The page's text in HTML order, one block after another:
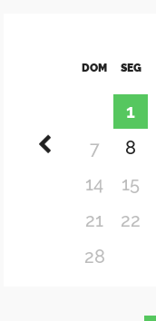
DOM SEG
1
7
8
14
15
21
22
28